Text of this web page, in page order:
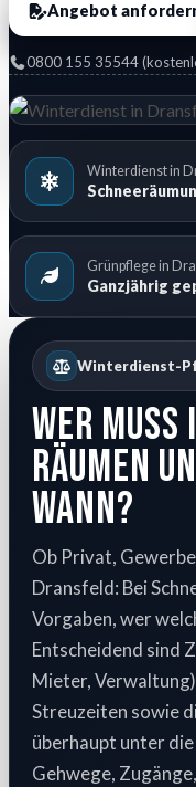
Angebot
0800 155 35544
Winterdienst in
Grünpflege in
Ganzjährig
Winterdienst-
Wer
räumen
wann?
Ob Privat,
Dransfeld: Bei
Vorgaben, wer
Entscheidend sind
Mieter,
Streuzeiten sowie
überhaupt unter
Gehwege,